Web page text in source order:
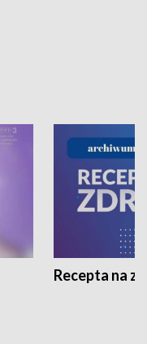
Recepta na